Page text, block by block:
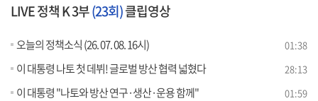
LIVE 정책 K 3부(23회)클립영상
오늘의 정책소식 (26. 07. 08. 16시) 01:38
이 대통령 나토 첫 데뷔! 글로벌 방산 협력 넓혔다 28:13
이 대통령 "나토와 방산 연구·생산·운용 함께" 01:59